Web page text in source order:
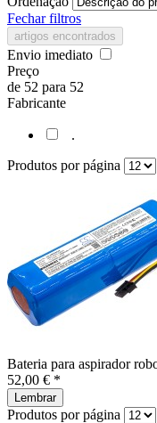
Fechar filtros
artigos encontrados
Envio imediato
Preço
de 52 para 52
Fabricante
.
Produtos por página
Bateria para aspirador
52,00 € *
Lembrar
Produtos por página